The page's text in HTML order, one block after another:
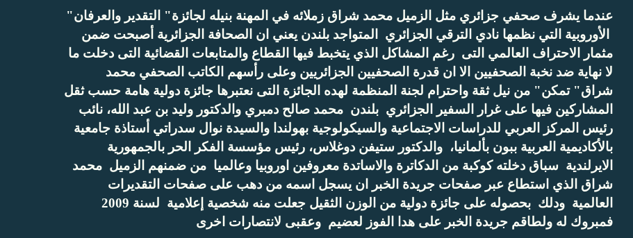
عندما يشرف صحفي جزائري مثل الزميل محمد شراق زملائه في المهنة بنيله لجائزة" التقدير والعرفان"
الأوروبية التي نظمها نادي الترقي الجزائري المتواجد بلندن يعني ان الصحافة الجزائرية أصبحت ضمن
مثمار الاحتراف العالمي التى رغم المشاكل الذي يتخبط فيها القطاع والمتابعات القضائية التى دخلت ما
لا نهاية ضد نخبة الصحفيين الا ان قدرة الصحفيين الجزائريين وعلى رأسهم الكاتب الصحفي محمد
شراق" تمكن" من نيل ثقة واحترام لجنة المنظمة لهده الجائزة التى نعتبرها جائزة دولية هامة حسب ثقل
المشاركين فيها على غرار السفير الجزائري بلندن محمد صالح دمبري والدكتور وليد بن عبد الله، نائب
رئيس المركز العربي للدراسات الاجتماعية والسيكولوجية بهولندا والسيدة نوال سدراتي أستاذة جامعية
بالأكاديمية العربية ببون بألمانيا، والدكتور ستيفن دوغلاس، رئيس مؤسسة الفكر الحر بالجمهورية
الايرلندية سباق دخلته كوكبة من الدكاترة والاساتدة معروفين اوروبيا وعالميا من ضمنهم الزميل محمد
شراق الذي استطاع عبر صفحات جريدة الخبر ان يسجل اسمه من دهب على صفحات التقديرات
العالمية ودلك بحصوله على جائزة دولية من الوزن الثقيل جعلت منه شخصية إعلامية لسنة 2009
فمبروك له ولطاقم جريدة الخبر على هدا الفوز لعضيم وعقبى لانتصارات اخرى